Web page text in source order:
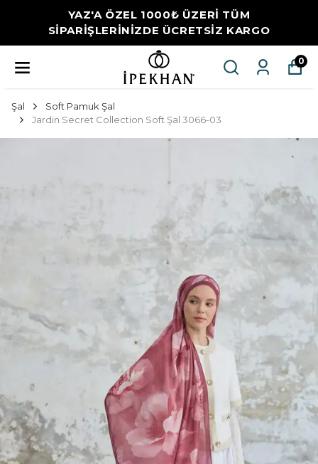
YAZ'A ÖZEL 1000₺ ÜZERİ TÜM
SİPARİŞLERİNİZDE ÜCRETSİZ KARGO
0
Şal
Soft Pamuk Şal
Jardin Secret Collection Soft Şal 3066-03